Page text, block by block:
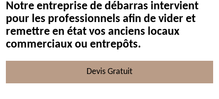
Notre entreprise de débarras intervient
pour les professionnels afin de vider et
remettre en état vos anciens locaux
commerciaux ou entrepôts.
Devis Gratuit